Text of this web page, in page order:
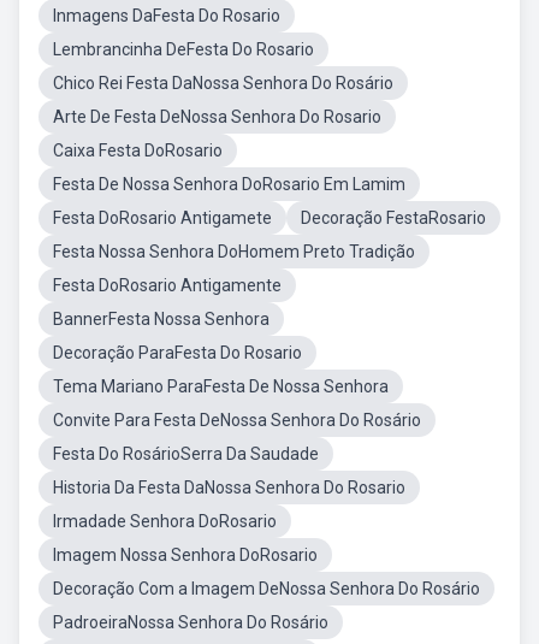
Inmagens DaFesta Do Rosario
Lembrancinha DeFesta Do Rosario
Chico Rei Festa DaNossa Senhora Do Rosário
Arte De Festa DeNossa Senhora Do Rosario
Caixa Festa DoRosario
Festa De Nossa Senhora DoRosario Em Lamim
Festa DoRosario Antigamete
Decoração FestaRosario
Festa Nossa Senhora DoHomem Preto Tradição
Festa DoRosario Antigamente
BannerFesta Nossa Senhora
Decoração ParaFesta Do Rosario
Tema Mariano ParaFesta De Nossa Senhora
Convite Para Festa DeNossa Senhora Do Rosário
Festa Do RosárioSerra Da Saudade
Historia Da Festa DaNossa Senhora Do Rosario
Irmadade Senhora DoRosario
Imagem Nossa Senhora DoRosario
Decoração Com a Imagem DeNossa Senhora Do Rosário
PadroeiraNossa Senhora Do Rosário